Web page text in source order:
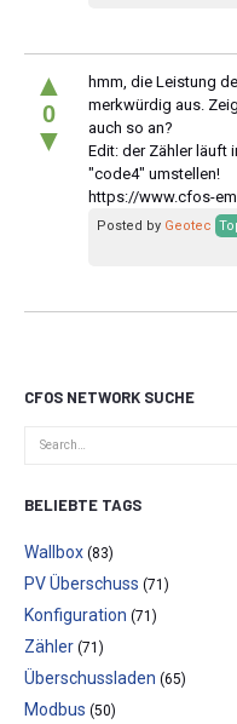
▲
0
▼
hmm, die Leistung
merkwürdig aus.
auch so an?
Edit: der Zähler läuft
"code4" umstellen!
https://www.cfos-
Posted by Geotec
CFOS NETWORK SUCHE
BELIEBTE TAGS
Wallbox (83)
PV Überschuss (71)
Konfiguration (71)
Zähler (71)
Überschussladen (65)
Modbus (50)